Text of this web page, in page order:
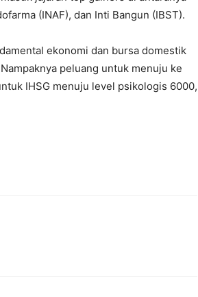
(INAF), dan Inti Bangun (IBST).
ekonomi dan bursa domestik
peluang untuk menuju ke
IHSG menuju level psikologis 6000,